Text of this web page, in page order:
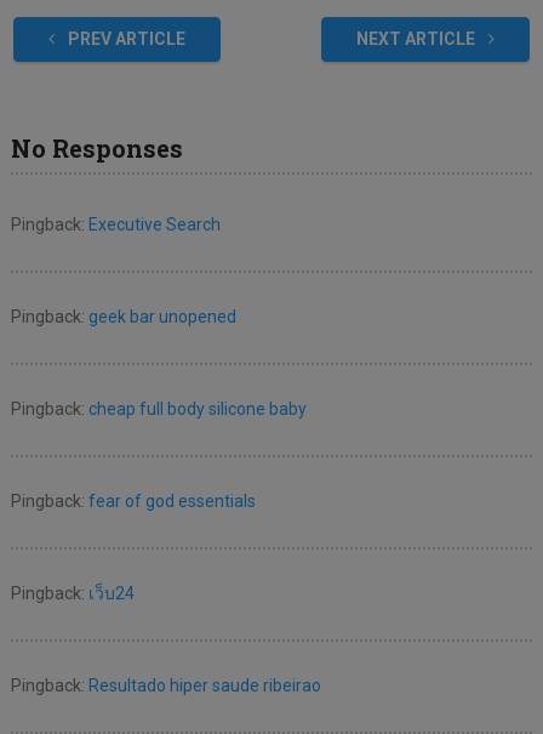
PREV ARTICLE NEXT ARTICLE
No Responses
Pingback: Executive Search
Pingback: geek bar unopened
Pingback: cheap full body silicone baby
Pingback: fear of god essentials
Pingback: เว็บ24
Pingback: Resultado hiper saude ribeirao